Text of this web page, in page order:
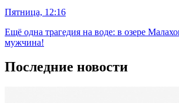
Пятница, 12:16
Ещё одна трагедия на воде: в озере
мужчина!
Последние новости